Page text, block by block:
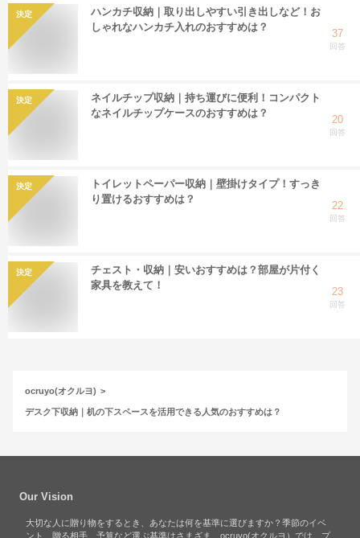
決定
ハンカチ収納｜取り出しやすい引き出しなど！お
しゃれなハンカチ入れのおすすめは？
37
回答
決定
ネイルチップ収納｜持ち運びに便利！コンパクト
なネイルチップケースのおすすめは？
20
回答
決定
トイレットペーパー収納｜壁掛けタイプ！すっき
り置けるおすすめは？
22
回答
決定
チェスト・収納｜安いおすすめは？部屋が片付く
家具を教えて！
23
回答
ocruyo(オクルヨ)
デスク下収納｜机の下スペースを活用できる人気のおすすめは？
Our Vision
大切な人に贈り物をするとき、あなたは何を基準に選びますか？季節のイベ
ント、贈る相手、予算など選ぶ基準はさまざま。ocruyo(オクルヨ）では、プ